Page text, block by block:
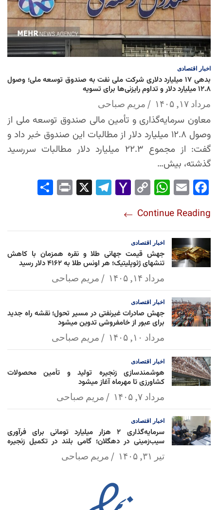
اخبار اقتصادی
بدهی ۱۷ میلیارد دلاری شرکت ملی نفت به صندوق توسعه ملی؛ وصول
۱۲.۸ میلیارد دلار و تداوم رایزنی‌ها برای تسویه
مرداد ۱۷, ۱۴۰۵ مریم صباحی
معاون سرمایه‌گذاری و تأمین مالی صندوق توسعه ملی از
وصول ۱۲.۸ میلیارد دلار از مطالبات این صندوق خبر داد و
گفت: از مجموع ۲۲.۳ میلیارد دلار مطالبات سررسید
گذشته، بیش…
Fac
ok
Em
Wh
Ap
p
Co
Lin
k
Yah
l
Tel
Pri
Continue Reading
اخبار اقتصادی
جهش قیمت جهانی طلا و نقره همزمان با کاهش
تنشهای ژئوپلیتیک؛ هر اونس طلا به ۴۱۶۲ دلار رسید
مرداد ۱۴, ۱۴۰۵ مریم صباحی
اخبار اقتصادی
جهش صادرات غیرنفتی در مسیر تحول؛ نقشه راه جدید
برای عبور از خامفروشی تدوین میشود
مرداد ۱۰, ۱۴۰۵ مریم صباحی
اخبار اقتصادی
هوشمندسازی زنجیره تولید و تأمین محصولات
کشاورزی تا مهرماه آغاز میشود
مرداد ۷, ۱۴۰۵ مریم صباحی
اخبار اقتصادی
سرمایه‌گذاری ۲ هزار میلیارد تومانی برای فرآوری
سیب‌زمینی در دهگلان؛ گامی بلند در تکمیل زنجیره
تیر ۳۱, ۱۴۰۵ مریم صباحی